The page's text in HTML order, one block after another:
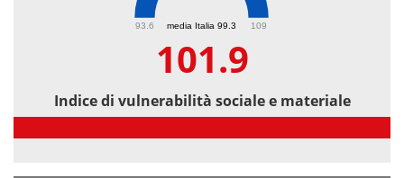
media Italia 99.3
93.6 109
101.9
Indice di vulnerabilità sociale e materiale